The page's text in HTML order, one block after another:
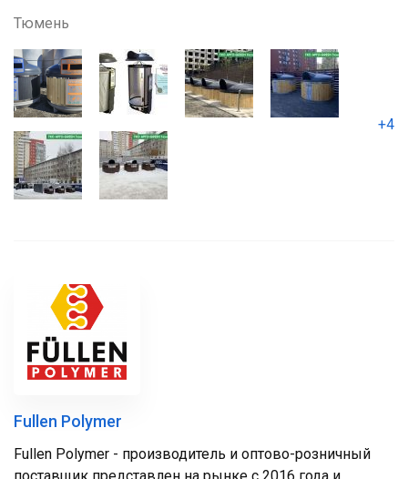
Тюмень
+4
Fullen Polymer
Fullen Polymer - производитель и оптово-розничный